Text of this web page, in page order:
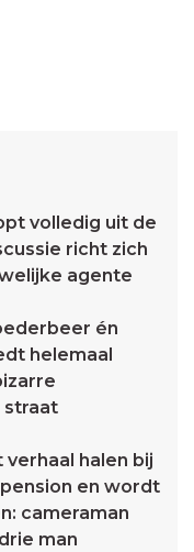
volledig uit de
richt zich
agente
én
helemaal
straat
halen bij
en wordt
cameraman
man